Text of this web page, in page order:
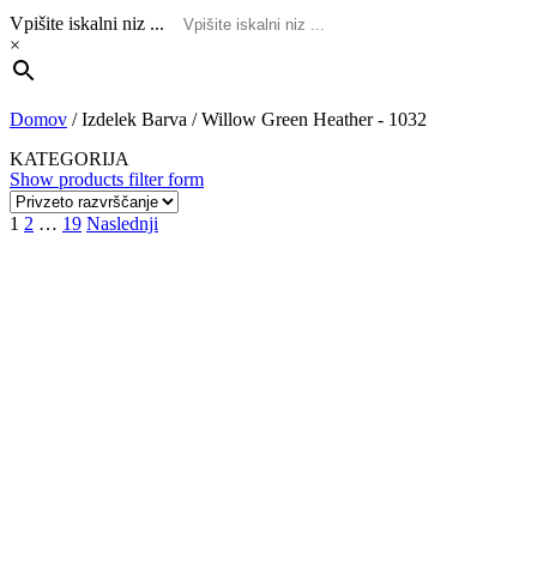
Vpišite iskalni niz ...
×
Domov /Izdelek Barva /Willow Green Heather - 1032
KATEGORIJA
Show products filter form
Navigacija
1 2 … 19 Naslednji